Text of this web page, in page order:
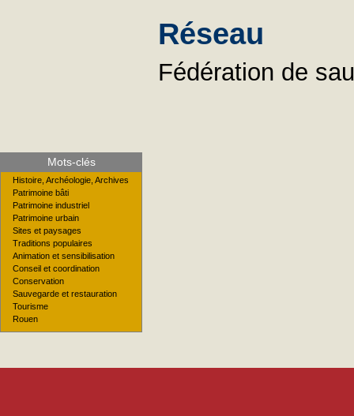
Réseau
Fédération de
Mots-clés
Histoire, Archéologie, Archives
Patrimoine bâti
Patrimoine industriel
Patrimoine urbain
Sites et paysages
Traditions populaires
Animation et sensibilisation
Conseil et coordination
Conservation
Sauvegarde et restauration
Tourisme
Rouen